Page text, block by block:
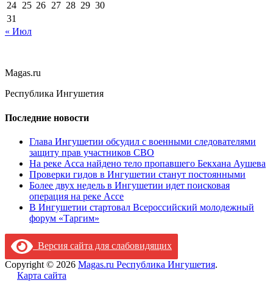
24 25 26 27 28 29 30
31
« Июл
Magas.ru
Республика Ингушетия
Последние новости
Глава Ингушетии обсудил с военными следователями
защиту прав участников СВО
На реке Асса найдено тело пропавшего Бекхана Аушева
Проверки гидов в Ингушетии станут постоянными
Более двух недель в Ингушетии идет поисковая
операция на реке Ассе
В Ингушетии стартовал Всероссийский молодежный
форум «Таргим»
Версия сайта для слабовидящих
Copyright © 2026 Magas.ru Республика Ингушетия.
Карта сайта